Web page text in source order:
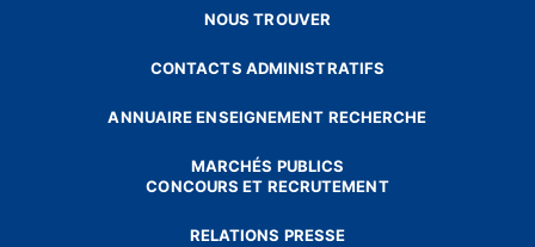
NOUS TROUVER
CONTACTS ADMINISTRATIFS
ANNUAIRE ENSEIGNEMENT RECHERCHE
MARCHÉS PUBLICS
CONCOURS ET RECRUTEMENT
RELATIONS PRESSE